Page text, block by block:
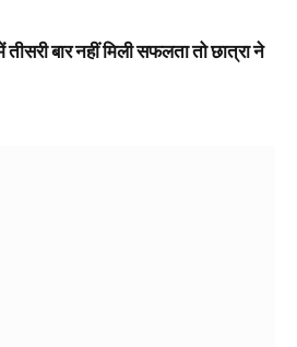
बार नहीं मिली सफलता तो छात्रा ने